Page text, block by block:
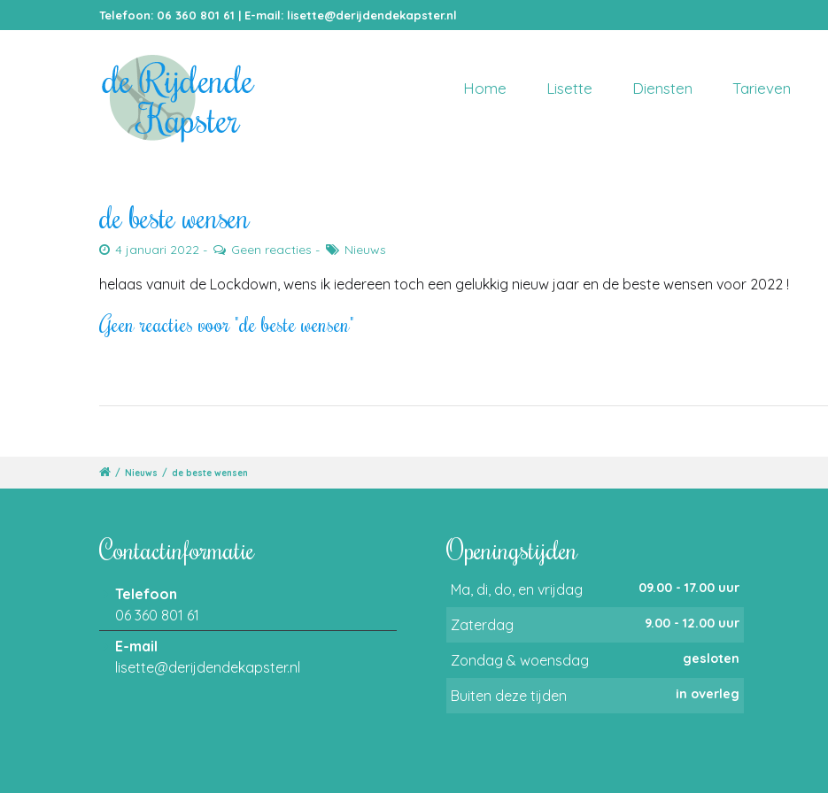
Telefoon: 06 360 801 61 | E-mail: lisette@derijdendekapster.nl
Home Lisette Diensten Tarieven
de beste wensen
4 januari 2022 Geen reacties Nieuws
helaas vanuit de Lockdown, wens ik iedereen toch een gelukkig nieuw jaar en de beste wensen voor 2022 !
Geen reacties voor "de beste wensen"
/ Nieuws / de beste wensen
Contactinformatie
Telefoon
06 360 801 61
E-mail
lisette@derijdendekapster.nl
Openingstijden
Ma, di, do, en vrijdag 09.00 - 17.00 uur
Zaterdag 9.00 - 12.00 uur
Zondag & woensdag gesloten
Buiten deze tijden in overleg